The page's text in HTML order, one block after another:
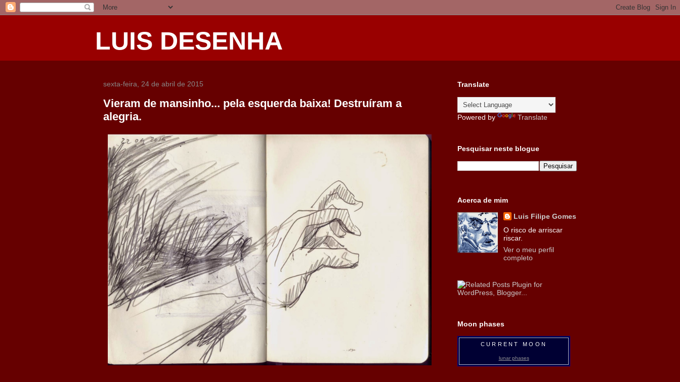
LUIS DESENHA
sexta-feira, 24 de abril de 2015
Vieram de mansinho... pela esquerda baixa! Destruíram a
alegria.
Translate
Powered by Translate
Pesquisar neste blogue
Acerca de mim
Luis Filipe Gomes
O risco de arriscar
riscar.
Ver o meu perfil
completo
Moon phases
CURRENT MOON
lunar phases